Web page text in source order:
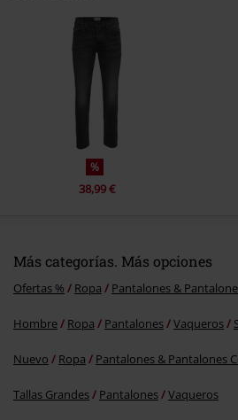
Enviar comentario
%
38,99 €
Más categorías. Más opciones
Ofertas % Ropa Pantalones &
Hombre Ropa Pantalones Vaqueros
Nuevo Ropa Pantalones & Pantalones
Tallas Grandes Pantalones Vaqueros